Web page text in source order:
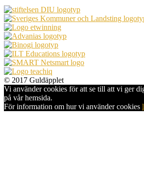
© 2017 Guldäpplet
Vi använder cookies för att se till att vi ger
på vår hemsida.
För information om hur vi använder cookies